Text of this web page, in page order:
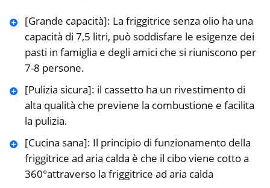
[Grande capacità]: La friggitrice senza olio ha una
capacità di 7,5 litri, può soddisfare le esigenze dei
pasti in famiglia e degli amici che si riuniscono per
7-8 persone.
[Pulizia sicura]: il cassetto ha un rivestimento di
alta qualità che previene la combustione e facilita
la pulizia.
[Cucina sana]: Il principio di funzionamento della
friggitrice ad aria calda è che il cibo viene cotto a
360°attraverso la friggitrice ad aria calda